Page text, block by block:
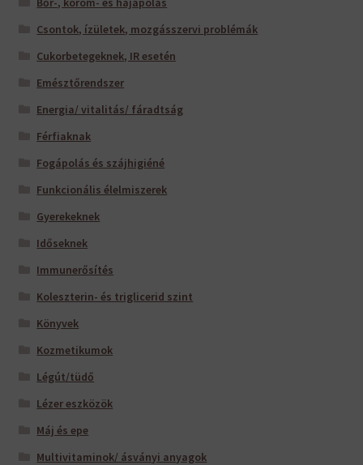
Csontok, ízületek, mozgásszervi problémák
Cukorbetegeknek, IR esetén
Emésztőrendszer
Energia/ vitalitás/ fáradtság
Férfiaknak
Fogápolás és szájhigiéné
Funkcionális élelmiszerek
Gyerekeknek
Időseknek
Immunerősítés
Koleszterin- és triglicerid szint
Könyvek
Kozmetikumok
Légút/tüdő
Lézer eszközök
Máj és epe
Multivitaminok/ ásványi anyagok